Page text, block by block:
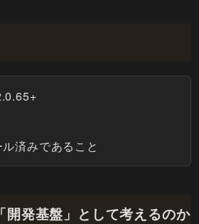
済みであること
発基盤」として考えるのか